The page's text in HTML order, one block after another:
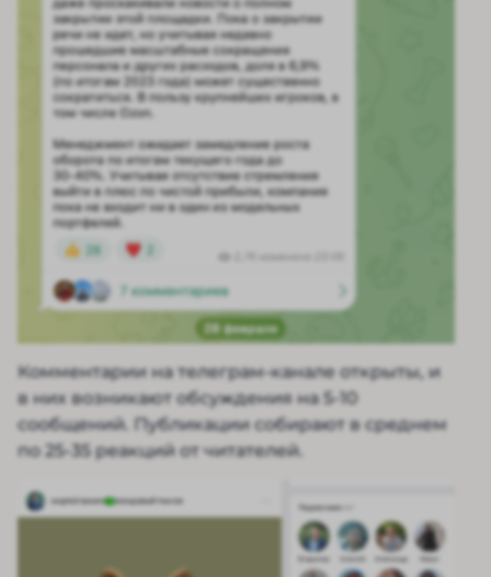
Комментарии на телеграм-канале открыты, и
в них возникают обсуждения на 5-10
сообщений. Публикации собирают в среднем
по 25-35 реакций от читателей.